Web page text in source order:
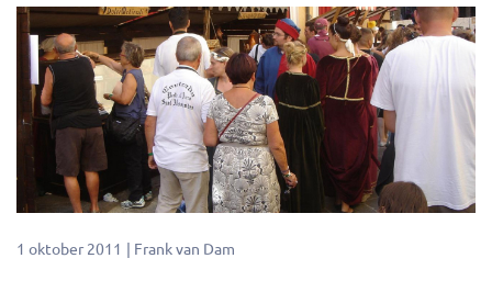
1 oktober 2011 Frank van Dam